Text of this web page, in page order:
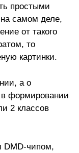
простыми
самом деле,
от такого
то
картинки.
а о
в формировании
2 классов
DMD-чипом,